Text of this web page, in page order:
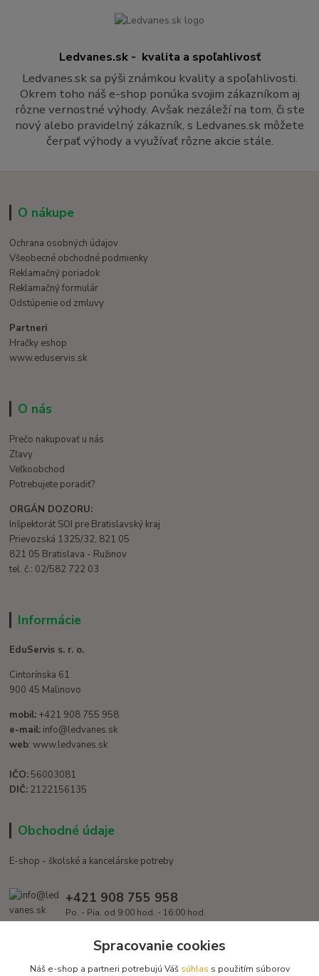
Ledvanes.sk - kvalita a spoľahlivosť
Ledvanes.sk sa pýši známkou kvality a spoľahlivosti.
Okrem toho náš e-shop ponúka svojim zákazníkom aj
rôzne vernostné výhody. Avšak nezáleží na tom, či ste
nový alebo pravidelný zákazník, s Ledvanes.sk môžete
čerpať výhody a využívať rôzne akcie stále.
O nákupe
Ochrana osobných údajov
Všeobecné obchodné podmienky
Reklamačný poriadok
Reklamačný formulár
Odstúpenie od zmluvy
Partneri
Hračky eshop
www.eduservis.sk
O nás
Prečo nakupovať u nás
Zľavy
Veľkoobchod
Potrebujete poradiť?
ORGÁN DOZORU:
Inšpektorát SOI pre Bratislavský kraj
Prievozská 1325/32, 821 05
821 05 Bratislava - Ružinov
tel. č.: 02/582 722 03
Informácie
EduServis s. r. o.
Cintorínska 61
900 45 Malinovo
mobil: +421 908 755 958
e-mail: info@ledvanes.sk
web: www.ledvanes.sk
IČO: 56003081
DIČ: 2122156135
Obchodné údaje
E-shop - školské a kancelárske potreby
+421 908 755 958
Po. - Pia. od 9:00 hod. - 16:00 hod.
info@ledvanes.skSpracovanie cookies
Náš e-shop a partneri potrebujú Váš súhlas s použitím súborov